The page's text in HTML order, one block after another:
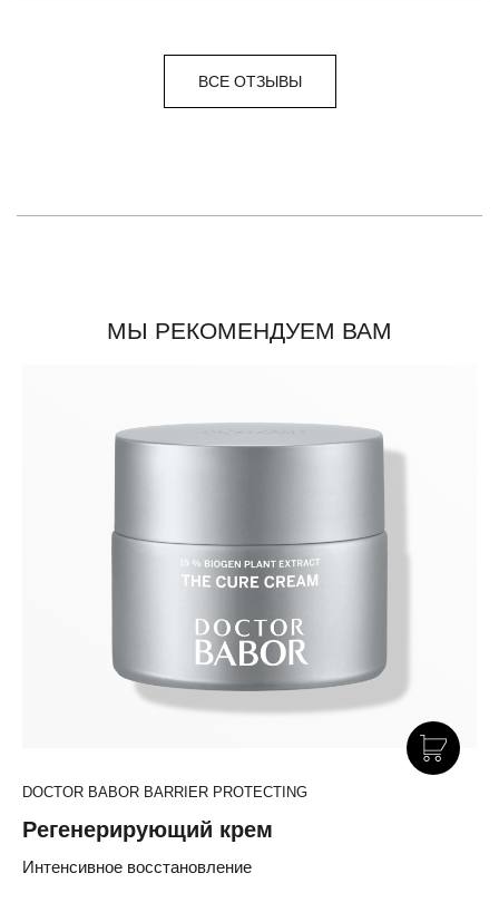
ВСЕ ОТЗЫВЫ
МЫ РЕКОМЕНДУЕМ ВАМ
DOCTOR BABOR BARRIER PROTECTING
Регенерирующий крем
Интенсивное восстановление